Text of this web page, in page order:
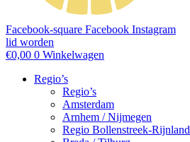
Facebook-square Facebook Instagram
lid worden
€0,00 0 Winkelwagen
Regio’s
Regio’s
Amsterdam
Arnhem / Nijmegen
Regio Bollenstreek-Rijnland